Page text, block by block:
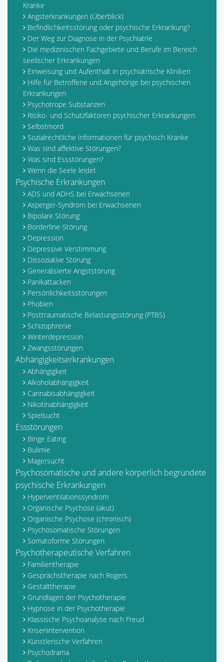
Kranke
Angsterkrankungen (Überblick)
Befindlichkeitsstörung oder psychische Erkrankung?
Der Weg zur Diagnose in der Psychiatrie
Die medizinischen Fachgebiete und Berufe im Bereich
seelischer Erkrankungen
Einweisung und Aufenthalt in psychiatrische Kliniken
Hilfe für Betroffene und Angehörige bei psychischen
Erkrankungen
Psychotrope Substanzen
Risiko- und Schutzfaktoren psychischer Erkrankungen
Selbstmord
Sozialrechtliche Informationen für psychisch Kranke
Was sind affektive Störungen?
Was sind Essstörungen?
Wenn die Seele leidet
Psychische Erkrankungen
ADS und ADHS bei Erwachsenen
Asperger-Syndrom bei Erwachsenen
Bipolare Störung
Borderline-Störung
Depression
Depressive Verstimmung
Dissoziative Störung
Generalisierte Angststörung
Panikattacken
Persönlichkeitsstörungen
Phobien
Posttraumatische Belastungsstörung (PTBS)
Schizophrenie
Winterdepression
Zwangsstörungen
Abhängigkeitserkrankungen
Abhängigkeit
Alkoholabhängigkeit
Cannabisabhängigkeit
Nikotinabhängigkeit
Spielsucht
Essstörungen
Binge Eating
Bulimie
Magersucht
Psychosomatische und andere körperlich begründete
psychische Erkrankungen
Hyperventilationssyndrom
Organische Psychose (akut)
Organische Psychose (chronisch)
Psychosomatische Störungen
Somatoforme Störungen
Psychotherapeutische Verfahren
Familientherapie
Gesprächstherapie nach Rogers
Gestalttherapie
Grundlagen der Psychotherapie
Hypnose in der Psychotherapie
Klassische Psychoanalyse nach Freud
Krisenintervention
Künstlerische Verfahren
Psychodrama